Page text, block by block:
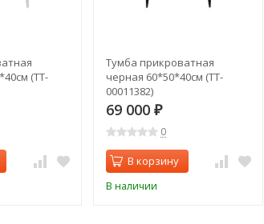
(TT-
Тумба прикроватная
черная 60*50*40см (TT-
00011382)
69 000 ₽
0
В корзину
В наличии